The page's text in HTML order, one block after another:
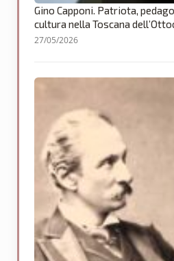
Gino Capponi. Patriota,
cultura nella Toscana
27/05/2026